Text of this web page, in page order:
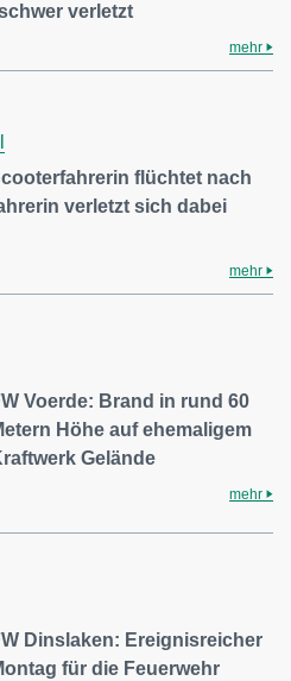
verletzt
mehr
flüchtet nach
verletzt sich dabei
mehr
Voerde: Brand in rund 60
Höhe auf ehemaligem
Gelände
mehr
Dinslaken: Ereignisreicher
für die Feuerwehr